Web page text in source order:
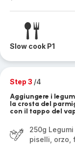
Slow cook P1
Step 3 /4
Aggiungere i
la crosta del
con il tappo del
250g
piselli, orzo,